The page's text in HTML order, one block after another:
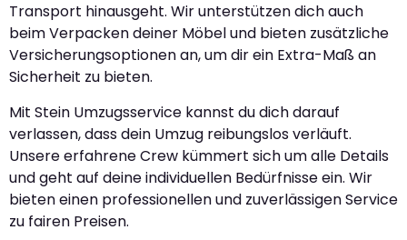
Transport hinausgeht. Wir unterstützen dich auch
beim Verpacken deiner Möbel und bieten zusätzliche
Versicherungsoptionen an, um dir ein Extra-Maß an
Sicherheit zu bieten.
Mit Stein Umzugsservice kannst du dich darauf
verlassen, dass dein Umzug reibungslos verläuft.
Unsere erfahrene Crew kümmert sich um alle Details
und geht auf deine individuellen Bedürfnisse ein. Wir
bieten einen professionellen und zuverlässigen Service
zu fairen Preisen.